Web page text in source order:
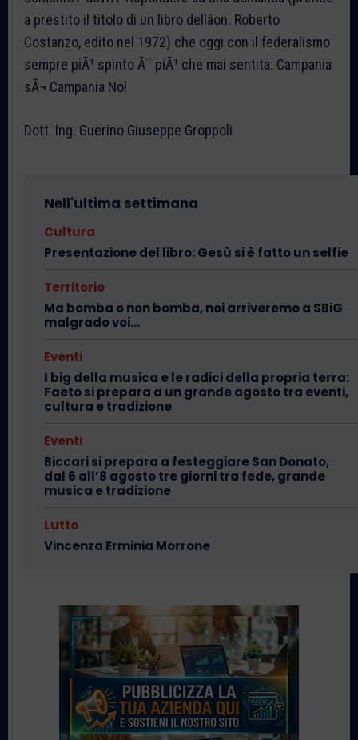
a prestito il titolo di un libro dellâon. Roberto
Costanzo, edito nel 1972) che oggi con il federalismo
sempre piÃ¹ spinto Ã¨ piÃ¹ che mai sentita: Campania
sÃ¬ Campania No!
Dott. Ing. Guerino Giuseppe Groppoli
Nell'ultima settimana
Cultura
Presentazione del libro: Gesù si è fatto un selfie
Territorio
Ma bomba o non bomba, noi arriveremo a SBiG
malgrado voi…
Eventi
I big della musica e le radici della propria terra:
Faeto si prepara a un grande agosto tra eventi,
cultura e tradizione
Eventi
Biccari si prepara a festeggiare San Donato,
dal 6 all’8 agosto tre giorni tra fede, grande
musica e tradizione
Lutto
Vincenza Erminia Morrone